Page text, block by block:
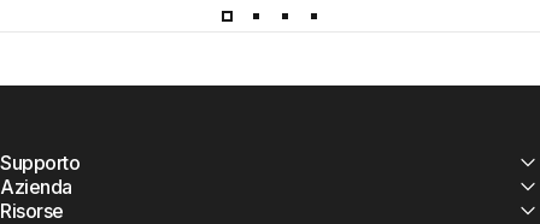
Supporto
Azienda
Risorse